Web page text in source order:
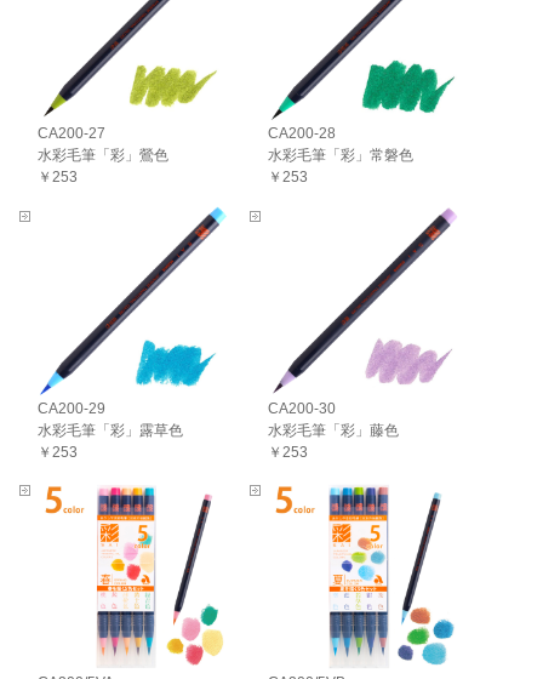
CA200-27
水彩毛筆「彩」鶯色
￥253
CA200-28
水彩毛筆「彩」常磐色
￥253
CA200-29
水彩毛筆「彩」露草色
￥253
CA200-30
水彩毛筆「彩」藤色
￥253